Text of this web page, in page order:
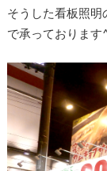
そうした看板照
で承っております